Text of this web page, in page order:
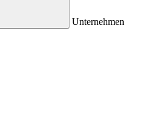
Unternehmen